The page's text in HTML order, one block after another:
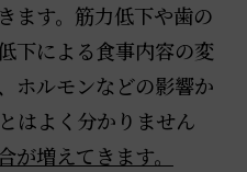
ます。筋力低下や歯の
下による食事内容の変
ホルモンなどの影響か
はよく分かりません
が増えてきます。